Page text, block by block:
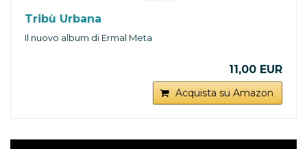
Tribù Urbana
Il nuovo album di Ermal Meta
11,00 EUR
Acquista su Amazon